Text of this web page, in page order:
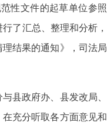
性文件的起草单位参照
了汇总、整理和分析，
结果的通知》，司法局
县政府办、县发改局、
充分听取各方面意见和